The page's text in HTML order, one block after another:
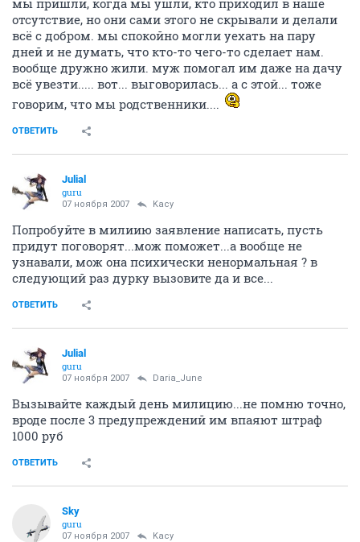
мы пришли, когда мы ушли, кто приходил в наше
отсутствие, но они сами этого не скрывали и делали
всё с добром. мы спокойно могли уехать на пару
дней и не думать, что кто-то чего-то сделает нам.
вообще дружно жили. муж помогал им даже на дачу
всё увезти..... вот... выговорилась... а с этой... тоже
говорим, что мы родственники....
ОТВЕТИТЬ
Julial
guru
07 ноября 2007 Kacy
Попробуйте в милиию заявление написать, пусть
придут поговорят...мож поможет...а вообще не
узнавали, мож она психически ненормальная ? в
следующий раз дурку вызовите да и все...
ОТВЕТИТЬ
Julial
guru
07 ноября 2007 Daria_June
Вызывайте каждый день милицию...не помню точно,
вроде после 3 предупреждений им впаяют штраф
1000 руб
ОТВЕТИТЬ
Sky
guru
07 ноября 2007 Kacy